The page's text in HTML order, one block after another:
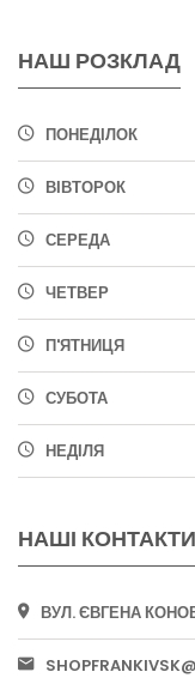
НАШ РОЗКЛАД
ПОНЕДІЛОК
ВІВТОРОК
СЕРЕДА
ЧЕТВЕР
П'ЯТНИЦЯ
СУБОТА
НЕДІЛЯ
НАШІ КОНТАКТИ
ВУЛ. ЄВГЕНА